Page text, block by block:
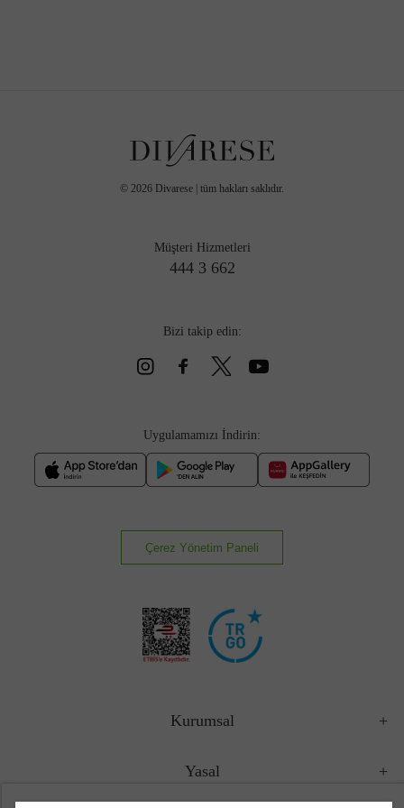
© 2026 Divarese | tüm hakları saklıdır.
Müşteri Hizmetleri
444 3 662
Bizi takip edin:
Uygulamamızı İndirin:
Çerez Yönetim Paneli
Kurumsal
Yasal